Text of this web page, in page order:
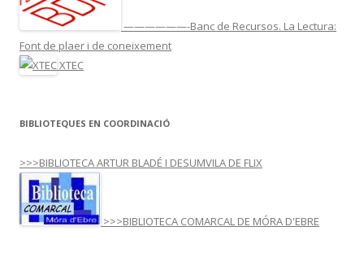
——————-Banc de Recursos. La Lectura:
Font de plaer i de coneixement
XTEC
BIBLIOTEQUES EN COORDINACIÓ
>>>BIBLIOTECA ARTUR BLADÉ I DESUMVILA DE FLIX
>>>BIBLIOTECA COMARCAL DE MÓRA D'EBRE